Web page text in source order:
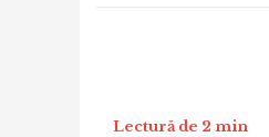
Lectură de 2 min